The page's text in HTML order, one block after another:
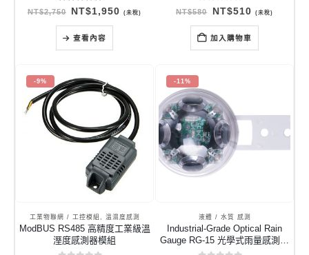
5.00out of 5
NT$2,750
原
價
格：
NT$2,750。
NT$1,950 目
(未稅)
查看內容
out of 5
NT$580
原
價
格：
NT$580。
NT$510目
價
格：
NT$510。
(未稅)
加入購物車
-9%
工業物聯網 / 工控模組 溫濕度感測
ModBUS RS485 高精度工業級溫
溼度感測器模組
-11%
液體 / 水質 感測
Industrial-Grade Optical Rain
Gauge RG-15 光學式雨量感測器
美國原裝進口